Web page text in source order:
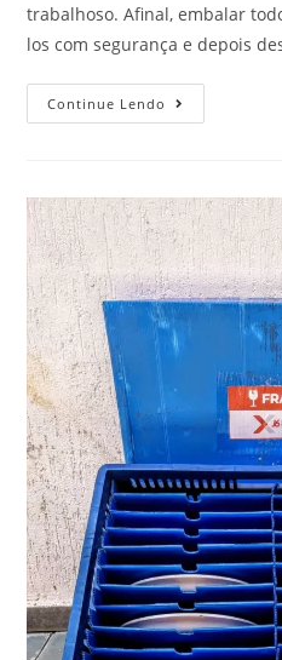
trabalhoso. Afinal, embalar
los com segurança e depois
Continue Lendo